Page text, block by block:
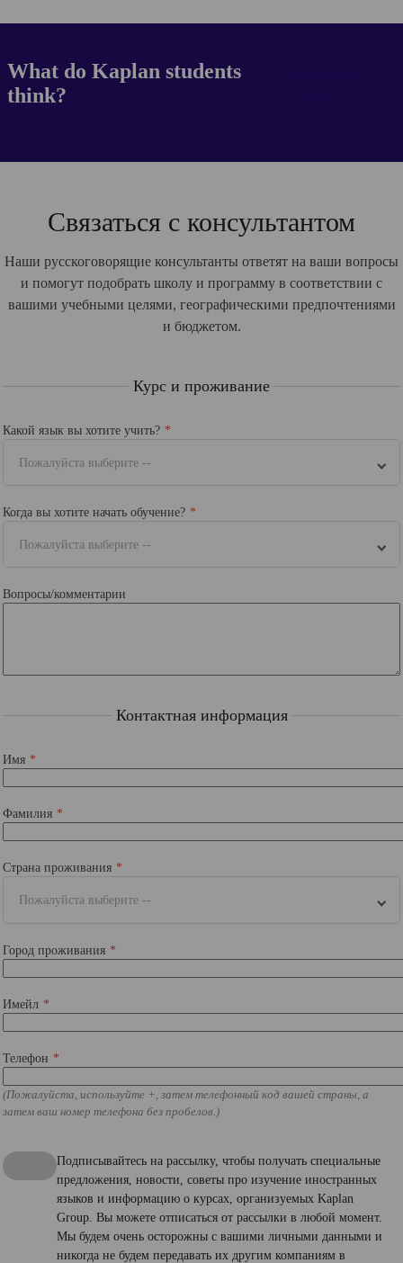
What do Kaplan students
think?
Связаться с консультантом
Наши русскоговорящие консультанты ответят на ваши вопросы
и помогут подобрать школу и программу в соответствии с
вашими учебными целями, географическими предпочтениями
и бюджетом.
Курс и проживание
Какой язык вы хотите учить?
Пожалуйста выберите --
Когда вы хотите начать обучение?
Пожалуйста выберите --
Вопросы/комментарии
Контактная информация
Имя
Фамилия
Страна проживания
Пожалуйста выберите --
Город проживания
Имейл
Телефон
(Пожалуйста, используйте +, затем телефонный код вашей страны, а
затем ваш номер телефона без пробелов.)
Подписывайтесь на рассылку, чтобы получать специальные
предложения, новости, советы про изучение иностранных
языков и информацию о курсах, организуемых Kaplan
Group. Вы можете отписаться от рассылки в любой момент.
Мы будем очень осторожны с вашими личными данными и
никогда не будем передавать их другим компаниям в